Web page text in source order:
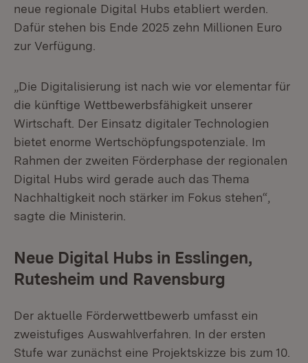
neue regionale Digital Hubs etabliert werden.
Dafür stehen bis Ende 2025 zehn Millionen Euro
zur Verfügung.
„Die Digitalisierung ist nach wie vor elementar für
die künftige Wettbewerbsfähigkeit unserer
Wirtschaft. Der Einsatz digitaler Technologien
bietet enorme Wertschöpfungspotenziale. Im
Rahmen der zweiten Förderphase der regionalen
Digital Hubs wird gerade auch das Thema
Nachhaltigkeit noch stärker im Fokus stehen“,
sagte die Ministerin.
Neue Digital Hubs in Esslingen,
Rutesheim und Ravensburg
Der aktuelle Förderwettbewerb umfasst ein
zweistufiges Auswahlverfahren. In der ersten
Stufe war zunächst eine Projektskizze bis zum 10.